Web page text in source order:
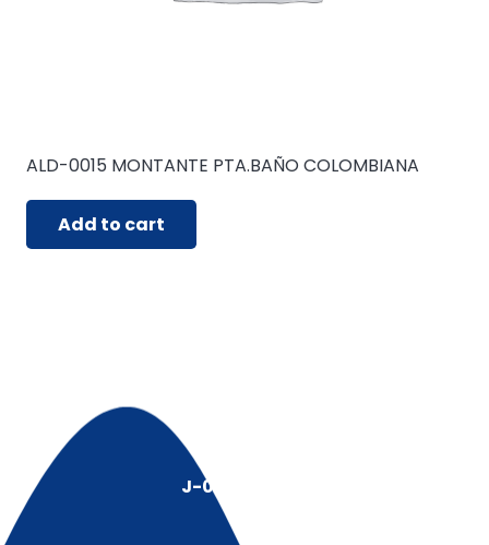
ALD-0015 MONTANTE PTA.BAÑO COLOMBIANA
Add to cart
J-00128491-5